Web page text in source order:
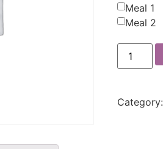
Meal 1
Meal 2
Category: